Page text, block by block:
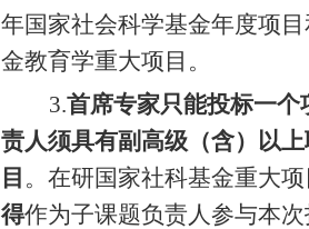
年国家社会科学基金年度项
金教育学重大项目。
3.首席专家只能投标一个
责人须具有副高级（含）以
目 。在研国家社科基金重大
得作为子课题负责人参与本次